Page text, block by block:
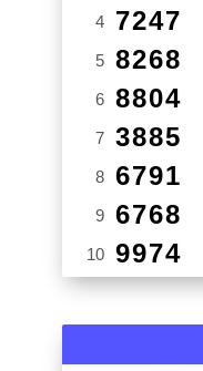
4 7247
5 8268
6 8804
7 3885
8 6791
9 6768
10 9974